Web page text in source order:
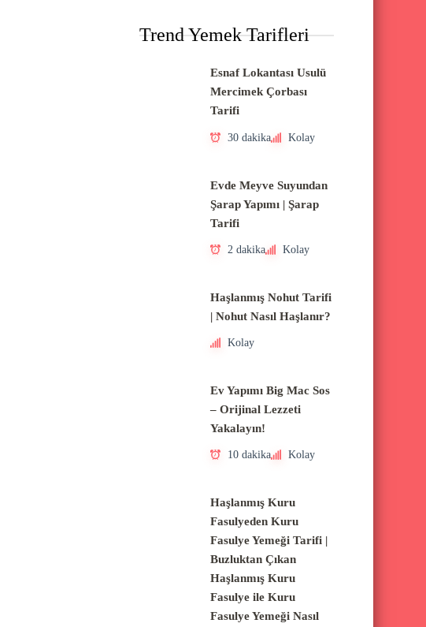
M
Trend Yemek Tarifleri
Esnaf Lokantası Usulü
Mercimek Çorbası
Tarifi
30 dakika Kolay
Evde Meyve Suyundan
Şarap Yapımı | Şarap
Tarifi
2 dakika Kolay
Haşlanmış Nohut Tarifi
| Nohut Nasıl Haşlanır?
Kolay
Ev Yapımı Big Mac Sos
– Orijinal Lezzeti
Yakalayın!
10 dakika Kolay
Haşlanmış Kuru
Fasulyeden Kuru
Fasulye Yemeği Tarifi |
Buzluktan Çıkan
Haşlanmış Kuru
Fasulye ile Kuru
Fasulye Yemeği Nasıl